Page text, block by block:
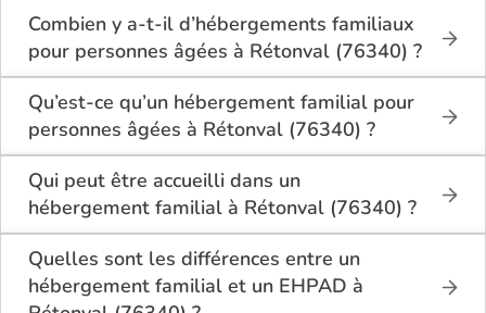
Combien y a-t-il d’hébergements familiaux
pour personnes âgées à Rétonval (76340) ?
Sur Logement-seniors.com, on recense actuellement
1 hébergements familiaux pour personnes âgées à
Rétonval (76340) en 2026.
Ces structures offrent un cadre de vie chaleureux et
sécurisant, idéal pour les seniors souhaitant vivre
dans un environnement plus intime que celui d’un
établissement collectif.
Qu’est-ce qu’un hébergement familial pour
personnes âgées à Rétonval (76340) ?
L’hébergement familial permet à une personne âgée
d’être accueillie au domicile d’un accueillant familial
agréé par le département.
Elle y bénéficie d’un cadre de vie convivial, de repas
partagés, d’une présence quotidienne et d’un
accompagnement personnalisé, tout en conservant
une grande autonomie.
Qui peut être accueilli dans un
hébergement familial à Rétonval (76340) ?
Ce mode d’accueil s’adresse aux personnes âgées
de plus de 60 ans, seules ou en couple, qui
souhaitent vivre dans un cadre familial plutôt que
dans une structure médicalisée. Les personnes en
Quelles sont les différences entre un
hébergement familial et un EHPAD à